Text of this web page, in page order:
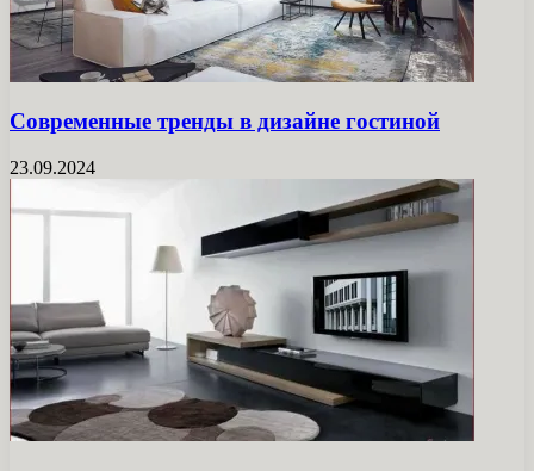
Современные тренды в дизайне гостиной
23.09.2024